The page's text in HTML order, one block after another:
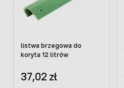
listwa brzegowa do
koryta 12 litrów
37,02 zł